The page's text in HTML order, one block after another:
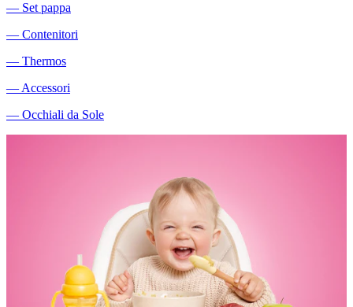
― Set pappa
― Contenitori
― Thermos
― Accessori
― Occhiali da Sole